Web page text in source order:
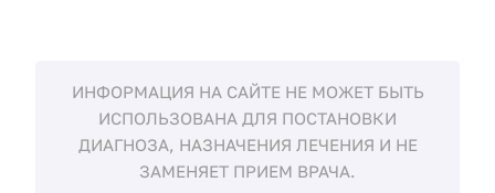
ИНФОРМАЦИЯ НА САЙТЕ НЕ МОЖЕТ БЫТЬ
ИСПОЛЬЗОВАНА ДЛЯ ПОСТАНОВКИ
ДИАГНОЗА, НАЗНАЧЕНИЯ ЛЕЧЕНИЯ И НЕ
ЗАМЕНЯЕТ ПРИЕМ ВРАЧА.